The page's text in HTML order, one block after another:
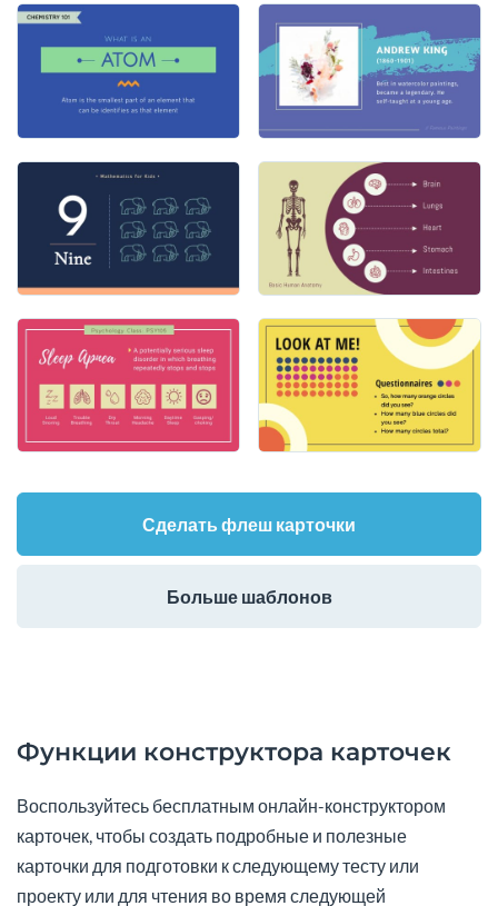
Сделать флеш карточки
Больше шаблонов
Функции конструктора карточек
Воспользуйтесь бесплатным онлайн-конструктором
карточек, чтобы создать подробные и полезные
карточки для подготовки к следующему тесту или
проекту или для чтения во время следующей